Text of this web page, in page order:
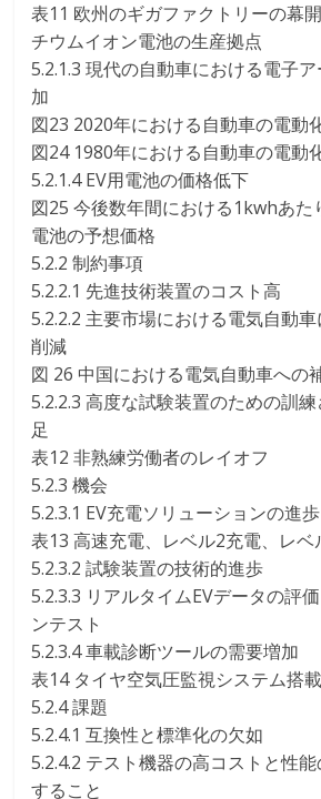
表11 欧州のギガファクトリーの幕
チウムイオン電池の生産拠点
5.2.1.3 現代の自動車における電子
加
図23 2020年における自動車の電動
図24 1980年における自動車の電動
5.2.1.4 EV用電池の価格低下
図25 今後数年間における1kwhあた
電池の予想価格
5.2.2 制約事項
5.2.2.1 先進技術装置のコスト高
5.2.2.2 主要市場における電気自動
削減
図 26 中国における電気自動車への
5.2.2.3 高度な試験装置のための訓
足
表12 非熟練労働者のレイオフ
5.2.3 機会
5.2.3.1 EV充電ソリューションの進歩
表13 高速充電、レベル2充電、レベ
5.2.3.2 試験装置の技術的進歩
5.2.3.3 リアルタイムEVデータの評
ンテスト
5.2.3.4 車載診断ツールの需要増加
表14 タイヤ空気圧監視システム搭
5.2.4 課題
5.2.4.1 互換性と標準化の欠如
5.2.4.2 テスト機器の高コストと性
すること